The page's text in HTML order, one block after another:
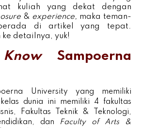
kuliah yang dekat dengan
& experience, maka teman-
di artikel yang tepat.
ke detailnya, yuk!
Sampoerna
University yang memiliki
dunia ini memiliki 4 fakultas
Fakultas Teknik & Teknologi,
dan
Faculty of Arts &